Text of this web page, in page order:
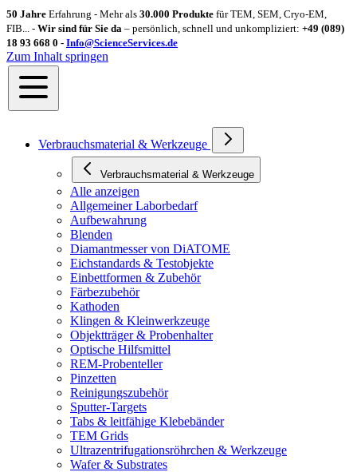
50 Jahre Erfahrung - Mehr als 30.000 Produkte für TEM, SEM, Cryo-EM,
FIB... - Wir sind für Sie da – persönlich, schnell und unkompliziert: +49 (089)
18 93 668 0 - Info@ScienceServices.de
Zum Inhalt springen
Verbrauchsmaterial & Werkzeuge
Verbrauchsmaterial & Werkzeuge
Alle anzeigen
Allgemeiner Laborbedarf
Aufbewahrung
Blenden
Diamantmesser von DiATOME
Eichstandards & Testobjekte
Einbettformen & Zubehör
Färbezubehör
Kathoden
Klingen & Kleinwerkzeuge
Objektträger & Probenhalter
Optische Hilfsmittel
REM-Probenteller
Pinzetten
Reinigungszubehör
Sputter-Targets
Tabs & leitfähige Klebebänder
TEM Grids
Ultrazentrifugationsröhrchen & Werkzeuge
Wafer & Substrates